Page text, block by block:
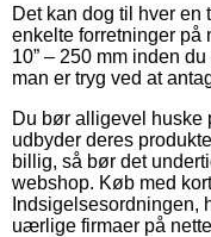
Det kan dog til hver en
enkelte forretninger på
10” – 250 mm inden
man er tryg ved at
Du bør alligevel huske
udbyder deres
billig, så bør det
webshop. Køb med
Indsigelsesordningen,
uærlige firmaer på